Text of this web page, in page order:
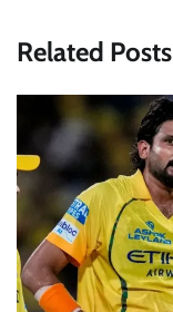
Related Posts